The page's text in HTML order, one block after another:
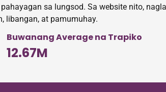
sa lungsod. Sa website nito,
libangan, at pamumuhay.
Buwanang Average na Trapiko
12.67M